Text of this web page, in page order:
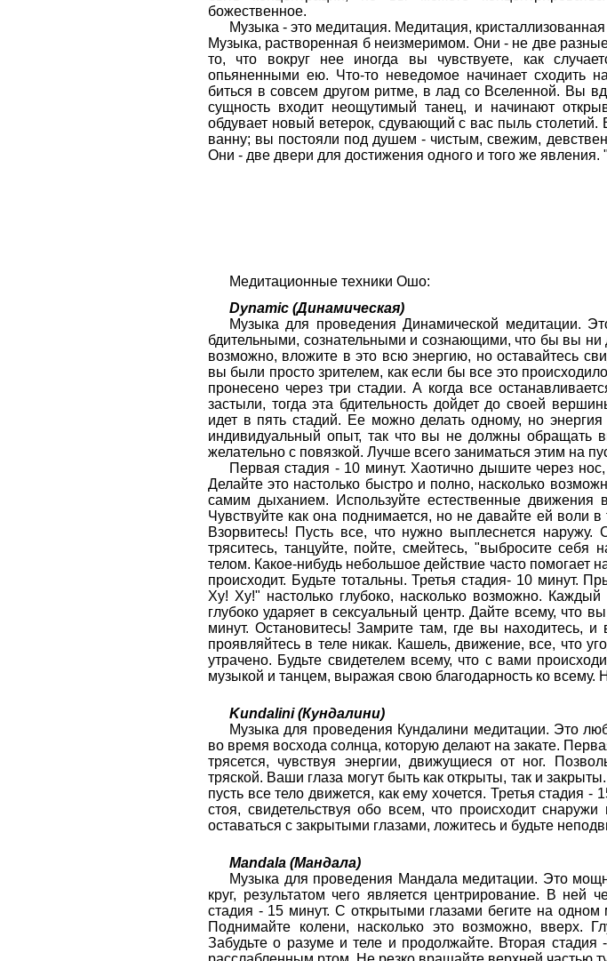
божественное.
Музыка - это медитация. Медитация,
Музыка, растворенная б неизмеримом. Они - не две
то, что вокруг нее иногда вы чувствуете, как
опьяненными ею. Что-то неведомое начинает сходить
биться в совсем другом ритме, в лад со Вселенной. Вы
сущность входит неощутимый танец, и начинают
обдувает новый ветерок, сдувающий с вас пыль столетий.
ванну; вы постояли под душем - чистым, свежим,
Они - две двери для достижения одного и того же явления. "
Медитационные техники Ошо:
Dynamic (Динамическая)
Музыка для проведения Динамической медитации.
бдительными, сознательными и сознающими, что бы вы ни
возможно, вложите в это всю энергию, но оставайтесь
вы были просто зрителем, как если бы все это
пронесено через три стадии. А когда все
застыли, тогда эта бдительность дойдет до своей
идет в пять стадий. Ее можно делать одному, но
индивидуальный опыт, так что вы не должны обращать
желательно с повязкой. Лучше всего заниматься этим на
Первая стадия - 10 минут. Хаотично дышите через
Делайте это настолько быстро и полно, насколько
самим дыханием. Используйте естественные
Чувствуйте как она поднимается, но не давайте ей воли
Взорвитесь! Пусть все, что нужно выплеснется наружу.
тряситесь, танцуйте, пойте, смейтесь, "выбросите
телом. Какое-нибудь небольшое действие часто помогает
происходит. Будьте тотальны. Третья стадия- 10 минут.
Ху! Ху!" настолько глубоко, насколько возможно.
глубоко ударяет в сексуальный центр. Дайте всему, что
минут. Остановитесь! Замрите там, где вы находитесь,
проявляйтесь в теле никак. Кашель, движение, все, что
утрачено. Будьте свидетелем всему, что с вами
музыкой и танцем, выражая свою благодарность ко всему.
Kundalini (Кундалини)
Музыка для проведения Кундалини медитации. Это
во время восхода солнца, которую делают на закате.
трясется, чувствуя энергии, движущиеся от ног.
тряской. Ваши глаза могут быть как открыты, так и
пусть все тело движется, как ему хочется. Третья стадия
стоя, свидетельствуя обо всем, что происходит
оставаться с закрытыми глазами, ложитесь и будьте
Mandala (Мандала)
Музыка для проведения Мандала медитации. Это
круг, результатом чего является центрирование. В
стадия - 15 минут. С открытыми глазами бегите на одном
Поднимайте колени, насколько это возможно, вверх.
Забудьте о разуме и теле и продолжайте. Вторая